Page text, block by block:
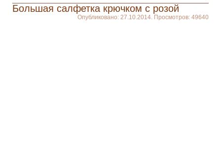
Большая салфетка крючком с розой
Опубликовано: 27.10.2014. Просмотров: 49640